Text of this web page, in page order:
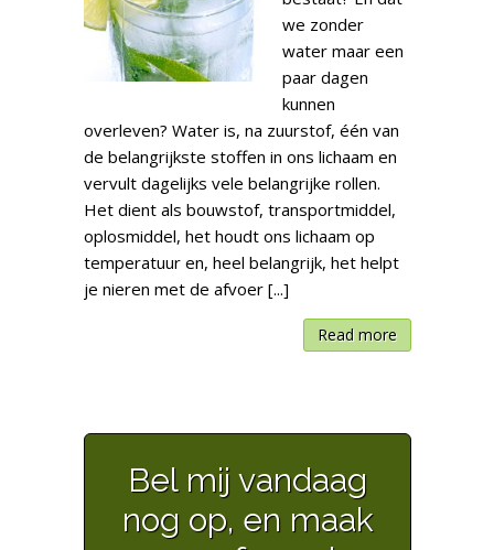
we zonder
water maar een
paar dagen
kunnen
overleven? Water is, na zuurstof, één van
de belangrijkste stoffen in ons lichaam en
vervult dagelijks vele belangrijke rollen.
Het dient als bouwstof, transportmiddel,
oplosmiddel, het houdt ons lichaam op
temperatuur en, heel belangrijk, het helpt
je nieren met de afvoer [...]
Read more
Bel mij vandaag
nog op, en maak